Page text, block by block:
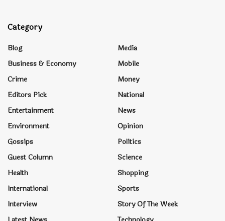
Category
Blog
Business & Economy
Crime
Editors Pick
Entertainment
Environment
Gossips
Guest Column
Health
International
Interview
Media
Mobile
Money
National
News
Opinion
Politics
Science
Shopping
Sports
Story Of The Week